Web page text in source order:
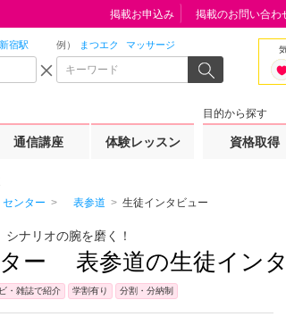
新宿駅 例） まつエク マッサージ
通信講座 体験レッスン
目的から探す
資格取得
掲載お申込み 掲載のお問い合わ
ンター 表参道 生徒インタビュー
ナリオの腕を磨く！
ー 表参道の生徒イン
・雑誌で紹介 学割有り 分割・分納制